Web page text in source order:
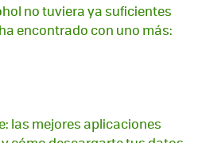
no tuviera ya suficientes
encontrado con uno más:
las mejores aplicaciones